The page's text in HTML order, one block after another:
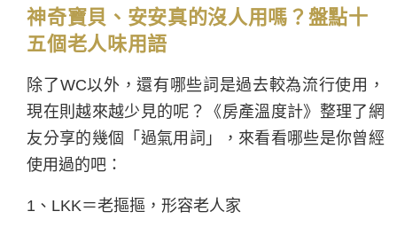
神奇寶貝、安安真的沒人用嗎？盤點十
五個老人味用語
除了WC以外，還有哪些詞是過去較為流行使用，
現在則越來越少見的呢？《房產溫度計》整理了網
友分享的幾個「過氣用詞」，來看看哪些是你曾經
使用過的吧：
1、LKK＝老摳摳，形容老人家